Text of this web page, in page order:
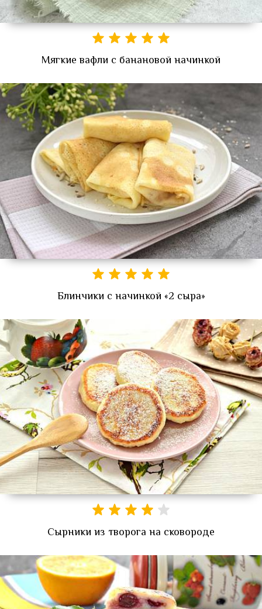
Мягкие вафли с банановой начинкой
Блинчики с начинкой «2 сыра»
Сырники из творога на сковороде